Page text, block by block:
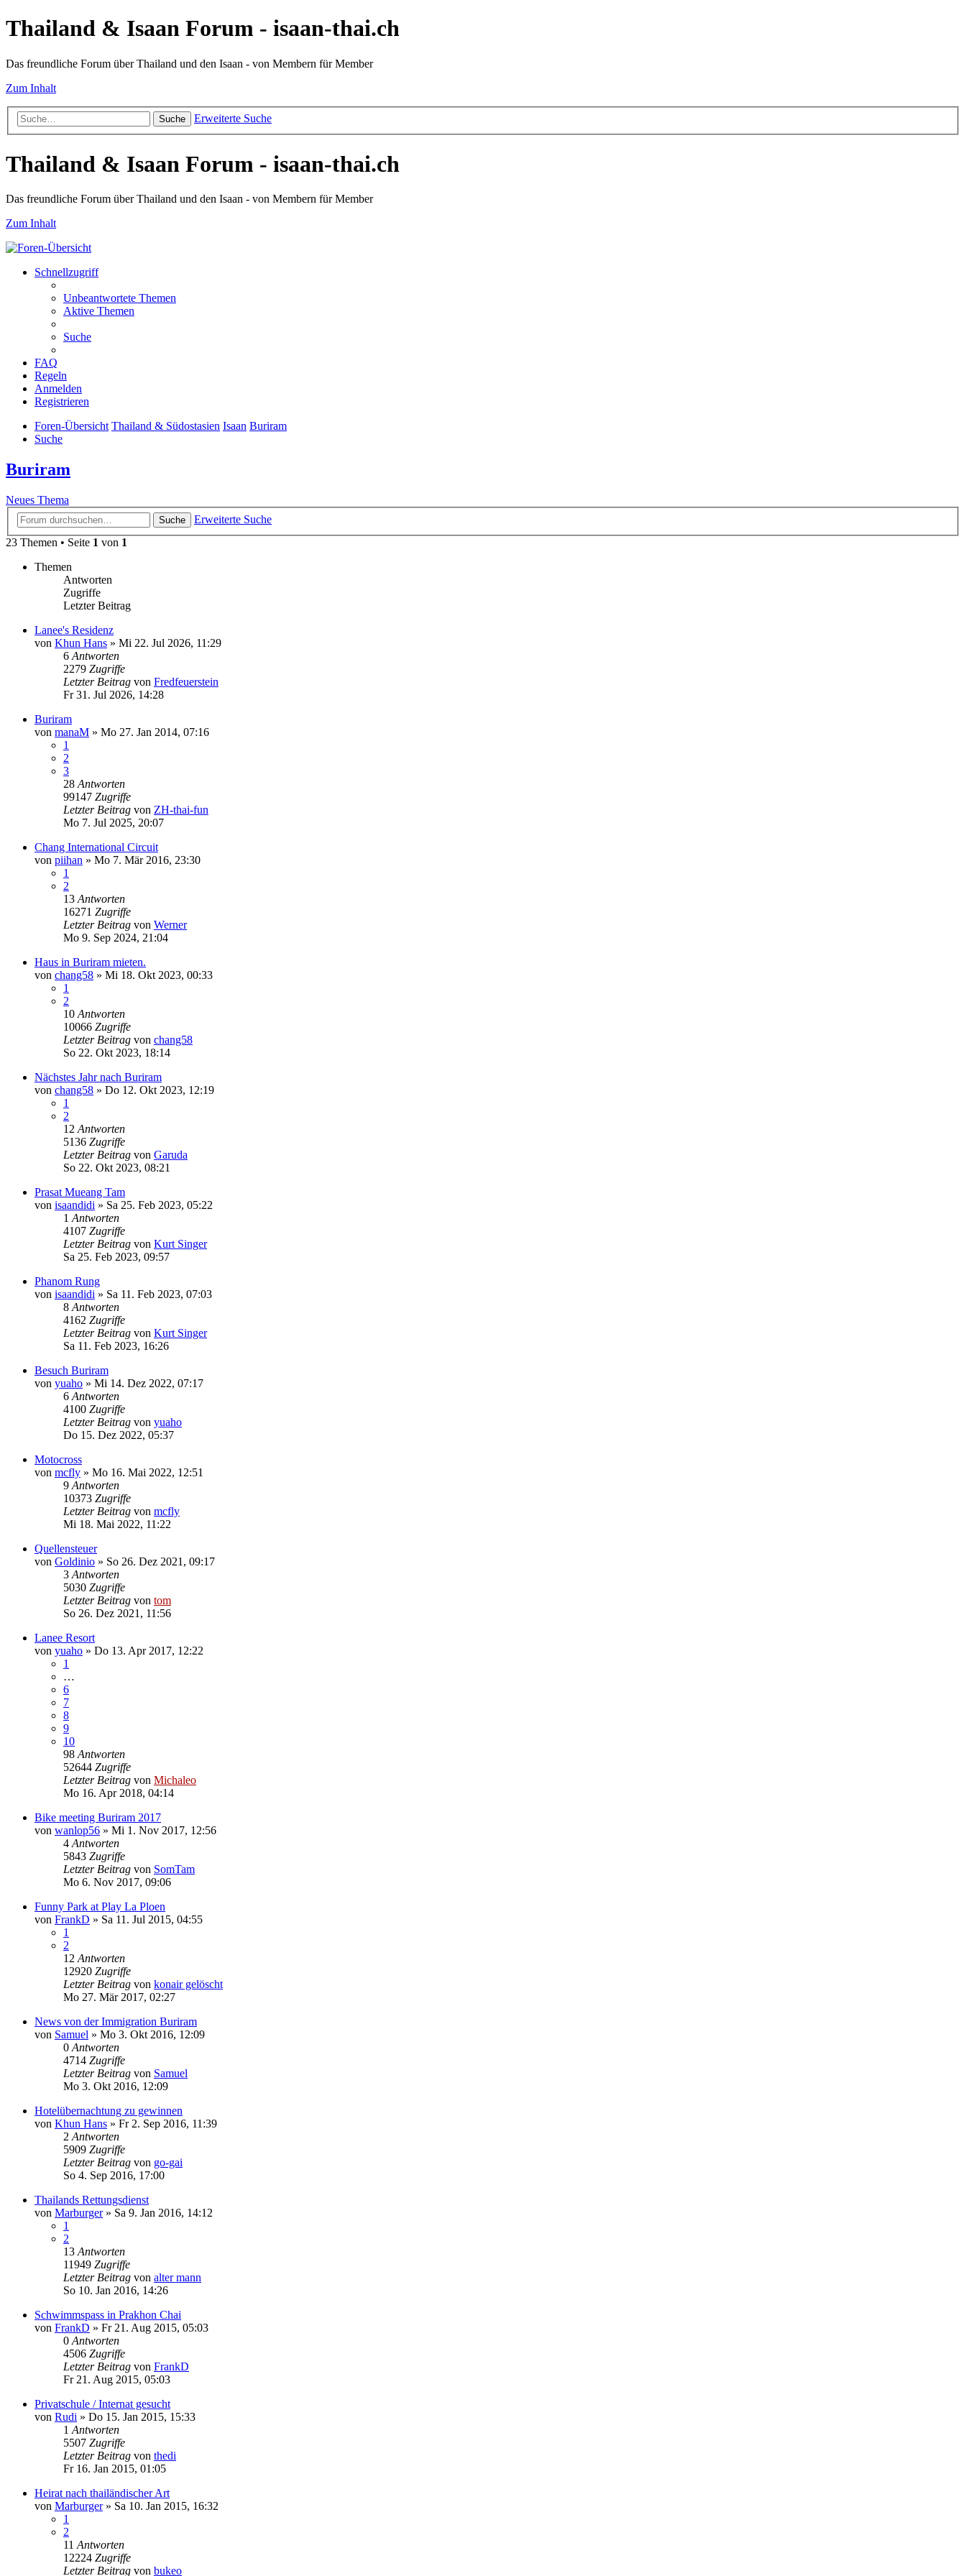
Thailand & Isaan Forum - isaan-thai.ch
Das freundliche Forum über Thailand und den Isaan - von Membern für Member
Zum Inhalt
Suche Erweiterte Suche
Thailand & Isaan Forum - isaan-thai.ch
Das freundliche Forum über Thailand und den Isaan - von Membern für Member
Zum Inhalt
Schnellzugriff
Unbeantwortete Themen
Aktive Themen
Suche
FAQ
Regeln
Anmelden
Registrieren
Foren-Übersicht Thailand & Südostasien Isaan Buriram
Suche
Buriram
Neues Thema
Suche
Erweiterte Suche
23 Themen • Seite 1 von 1
Themen
Antworten
Zugriffe
Letzter Beitrag
Lanee's Residenz
von Khun Hans » Mi 22. Jul 2026, 11:29
6 Antworten
2279 Zugriffe
Letzter Beitrag von Fredfeuerstein
Fr 31. Jul 2026, 14:28
Buriram
von manaM » Mo 27. Jan 2014, 07:16
1
2
3
28 Antworten
99147 Zugriffe
Letzter Beitrag von ZH-thai-fun
Mo 7. Jul 2025, 20:07
Chang International Circuit
von piihan » Mo 7. Mär 2016, 23:30
1
2
13 Antworten
16271 Zugriffe
Letzter Beitrag von Werner
Mo 9. Sep 2024, 21:04
Haus in Buriram mieten.
von chang58 » Mi 18. Okt 2023, 00:33
1
2
10 Antworten
10066 Zugriffe
Letzter Beitrag von chang58
So 22. Okt 2023, 18:14
Nächstes Jahr nach Buriram
von chang58 » Do 12. Okt 2023, 12:19
1
2
12 Antworten
5136 Zugriffe
Letzter Beitrag von Garuda
So 22. Okt 2023, 08:21
Prasat Mueang Tam
von isaandidi » Sa 25. Feb 2023, 05:22
1 Antworten
4107 Zugriffe
Letzter Beitrag von Kurt Singer
Sa 25. Feb 2023, 09:57
Phanom Rung
von isaandidi » Sa 11. Feb 2023, 07:03
8 Antworten
4162 Zugriffe
Letzter Beitrag von Kurt Singer
Sa 11. Feb 2023, 16:26
Besuch Buriram
von yuaho » Mi 14. Dez 2022, 07:17
6 Antworten
4100 Zugriffe
Letzter Beitrag von yuaho
Do 15. Dez 2022, 05:37
Motocross
von mcfly » Mo 16. Mai 2022, 12:51
9 Antworten
10373 Zugriffe
Letzter Beitrag von mcfly
Mi 18. Mai 2022, 11:22
Quellensteuer
von Goldinio » So 26. Dez 2021, 09:17
3 Antworten
5030 Zugriffe
Letzter Beitrag von tom
So 26. Dez 2021, 11:56
Lanee Resort
von yuaho » Do 13. Apr 2017, 12:22
1
…
6
7
8
9
10
98 Antworten
52644 Zugriffe
Letzter Beitrag von Michaleo
Mo 16. Apr 2018, 04:14
Bike meeting Buriram 2017
von wanlop56 » Mi 1. Nov 2017, 12:56
4 Antworten
5843 Zugriffe
Letzter Beitrag von SomTam
Mo 6. Nov 2017, 09:06
Funny Park at Play La Ploen
von FrankD » Sa 11. Jul 2015, 04:55
1
2
12 Antworten
12920 Zugriffe
Letzter Beitrag von konair gelöscht
Mo 27. Mär 2017, 02:27
News von der Immigration Buriram
von Samuel » Mo 3. Okt 2016, 12:09
0 Antworten
4714 Zugriffe
Letzter Beitrag von Samuel
Mo 3. Okt 2016, 12:09
Hotelübernachtung zu gewinnen
von Khun Hans » Fr 2. Sep 2016, 11:39
2 Antworten
5909 Zugriffe
Letzter Beitrag von go-gai
So 4. Sep 2016, 17:00
Thailands Rettungsdienst
von Marburger» Sa 9. Jan 2016, 14:12
1
2
13 Antworten
11949 Zugriffe
Letzter Beitrag von alter mann
So 10. Jan 2016, 14:26
Schwimmspass in Prakhon Chai
von FrankD » Fr 21. Aug 2015, 05:03
0 Antworten
4506 Zugriffe
Letzter Beitrag von FrankD
Fr 21. Aug 2015, 05:03
Privatschule / Internat gesucht
von Rudi » Do 15. Jan 2015, 15:33
1 Antworten
5507 Zugriffe
Letzter Beitrag von thedi
Fr 16. Jan 2015, 01:05
Heirat nach thailändischer Art
von Marburger» Sa 10. Jan 2015, 16:32
1
2
11 Antworten
12224 Zugriffe
Letzter Beitrag von bukeo